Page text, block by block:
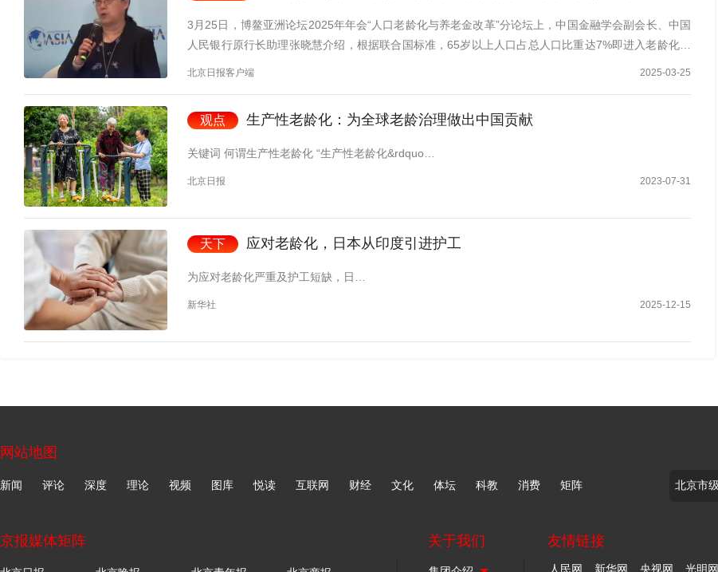
3月25日，博鳌亚洲论坛2025年年会“人口老龄化与养老金改革”分论坛上，中国金融学会副会长、中国
人民银行原行长助理张晓慧介绍，根据联合国标准，65岁以上人口占总人口比重达7%即进入老龄化社
地区60岁及以上老年人数量将…
北京日报客户端 2025-03-25
观点 生产性老龄化：为全球老龄治理做出中国贡献
关键词 何谓生产性老龄化 “生产性老龄化&rdquo…
北京日报 2023-07-31
天下 应对老龄化，日本从印度引进护工
为应对老龄化严重及护工短缺，日…
新华社 2025-12-15
网站地图
新闻 评论 深度 理论 视频 图库 悦读 互联网 财经 文化 体坛 科教 消费 矩阵
京报媒体矩阵 关于我们 友情链接
人民网 新华网 央视网 光明网